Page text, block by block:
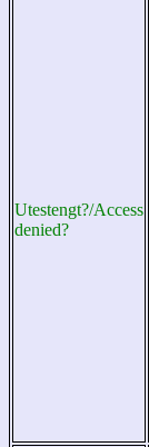
Utestengt?/Access
denied?